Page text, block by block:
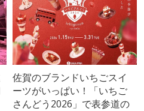
佐賀のブランドいちごスイ
ーツがいっぱい！「いちご
さんどう2026」で表参道の